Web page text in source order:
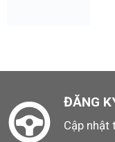
ĐĂNG
Cập nhật